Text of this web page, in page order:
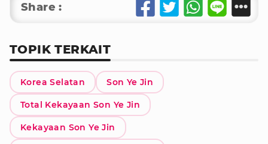
Share :
TOPIK TERKAIT
Korea Selatan Son Ye Jin
Total Kekayaan Son Ye Jin
Kekayaan Son Ye Jin